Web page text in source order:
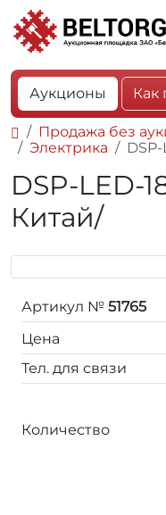
Аукционы Как
Продажа без
Электрика
DSP-LED-
Китай/
Артикул № 51765
Цена
Тел. для связи
Количество